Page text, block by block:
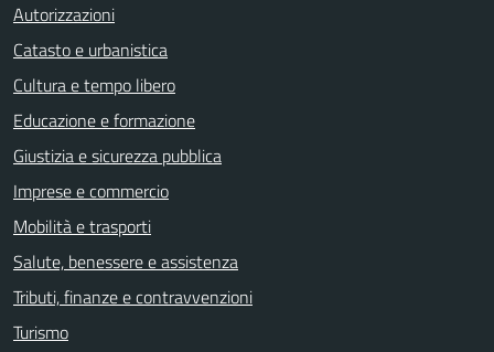
Autorizzazioni
Catasto e urbanistica
Cultura e tempo libero
Educazione e formazione
Giustizia e sicurezza pubblica
Imprese e commercio
Mobilità e trasporti
Salute, benessere e assistenza
Tributi, finanze e contravvenzioni
Turismo